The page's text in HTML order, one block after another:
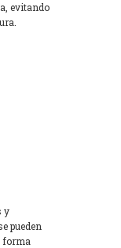
evitando
y
pueden
forma